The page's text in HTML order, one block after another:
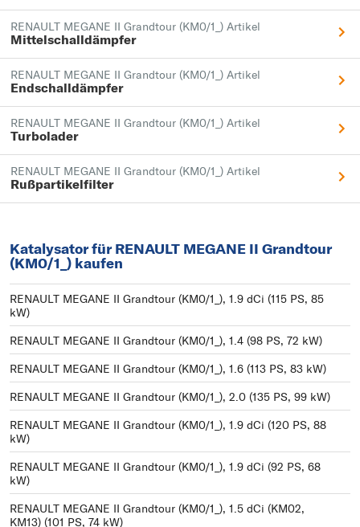
RENAULT MEGANE II Grandtour (KM0/1_) Artikel
Mittelschalldämpfer
RENAULT MEGANE II Grandtour (KM0/1_) Artikel
Endschalldämpfer
RENAULT MEGANE II Grandtour (KM0/1_) Artikel
Turbolader
RENAULT MEGANE II Grandtour (KM0/1_) Artikel
Rußpartikelfilter
Katalysator für RENAULT MEGANE II Grandtour
(KM0/1_) kaufen
RENAULT MEGANE II Grandtour (KM0/1_), 1.9 dCi (115 PS, 85
kW)
RENAULT MEGANE II Grandtour (KM0/1_), 1.4 (98 PS, 72 kW)
RENAULT MEGANE II Grandtour (KM0/1_), 1.6 (113 PS, 83 kW)
RENAULT MEGANE II Grandtour (KM0/1_), 2.0 (135 PS, 99 kW)
RENAULT MEGANE II Grandtour (KM0/1_), 1.9 dCi (120 PS, 88
kW)
RENAULT MEGANE II Grandtour (KM0/1_), 1.9 dCi (92 PS, 68
kW)
RENAULT MEGANE II Grandtour (KM0/1_), 1.5 dCi (KM02,
KM13) (101 PS, 74 kW)